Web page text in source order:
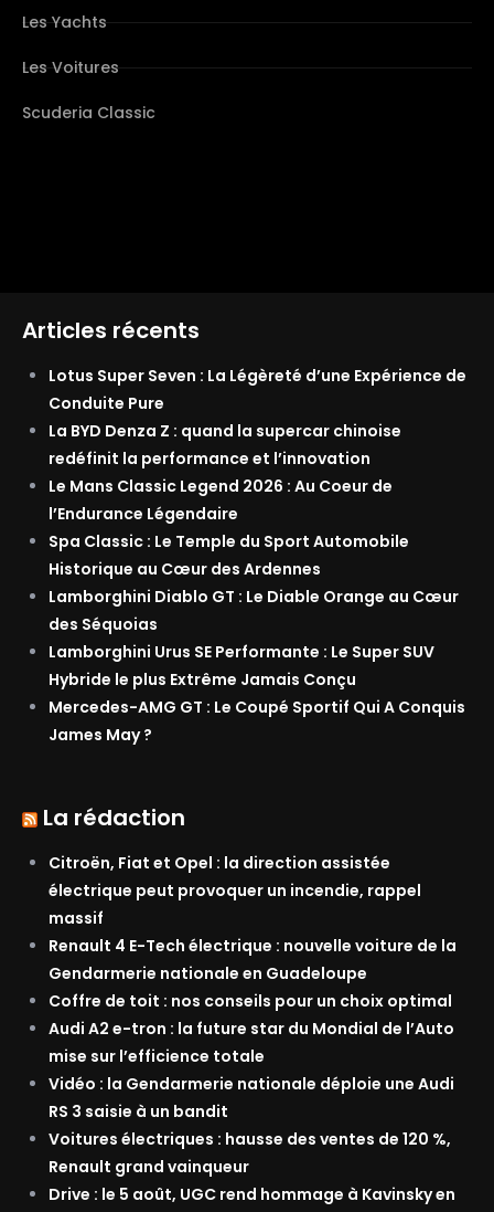
Les Yachts
Les Voitures
Scuderia Classic
Articles récents
Lotus Super Seven : La Légèreté d’une Expérience de
Conduite Pure
La BYD Denza Z : quand la supercar chinoise
redéfinit la performance et l’innovation
Le Mans Classic Legend 2026 : Au Coeur de
l’Endurance Légendaire
Spa Classic : Le Temple du Sport Automobile
Historique au Cœur des Ardennes
Lamborghini Diablo GT : Le Diable Orange au Cœur
des Séquoias
Lamborghini Urus SE Performante : Le Super SUV
Hybride le plus Extrême Jamais Conçu
Mercedes-AMG GT : Le Coupé Sportif Qui A Conquis
James May ?
La rédaction
Citroën, Fiat et Opel : la direction assistée
électrique peut provoquer un incendie, rappel
massif
Renault 4 E-Tech électrique : nouvelle voiture de la
Gendarmerie nationale en Guadeloupe
Coffre de toit : nos conseils pour un choix optimal
Audi A2 e-tron : la future star du Mondial de l’Auto
mise sur l’efficience totale
Vidéo : la Gendarmerie nationale déploie une Audi
RS 3 saisie à un bandit
Voitures électriques : hausse des ventes de 120 %,
Renault grand vainqueur
Drive : le 5 août, UGC rend hommage à Kavinsky en